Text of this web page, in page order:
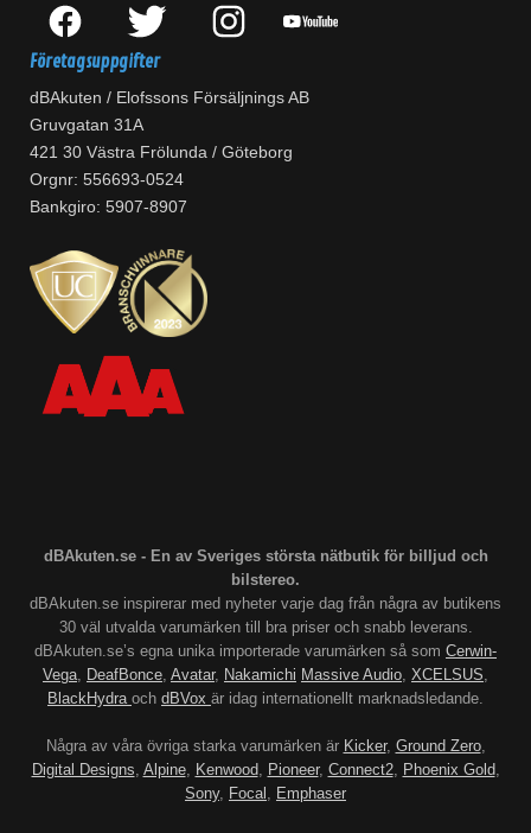
Företagsuppgifter
dBAkuten / Elofssons Försäljnings AB
Gruvgatan 31A
421 30 Västra Frölunda / Göteborg
Orgnr: 556693-0524
Bankgiro: 5907-8907
dBAkuten.se - En av Sveriges största nätbutik för billjud och
bilstereo.
dBAkuten.se inspirerar med nyheter varje dag från några av butikens
30 väl utvalda varumärken till bra priser och snabb leverans.
dBAkuten.se’s egna unika importerade varumärken så som Cerwin-
Vega, DeafBonce, Avatar, Nakamichi Massive Audio, XCELSUS,
BlackHydra och dBVox är idag internationellt marknadsledande.
Några av våra övriga starka varumärken är Kicker, Ground Zero,
Digital Designs, Alpine, Kenwood, Pioneer, Connect2, Phoenix Gold,
Sony, Focal , Emphaser